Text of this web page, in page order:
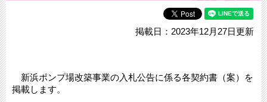
掲載日：2023年12月27日更新
新浜ポンプ場改築事業の入札公告に係る各契約書（案）を
掲載します。